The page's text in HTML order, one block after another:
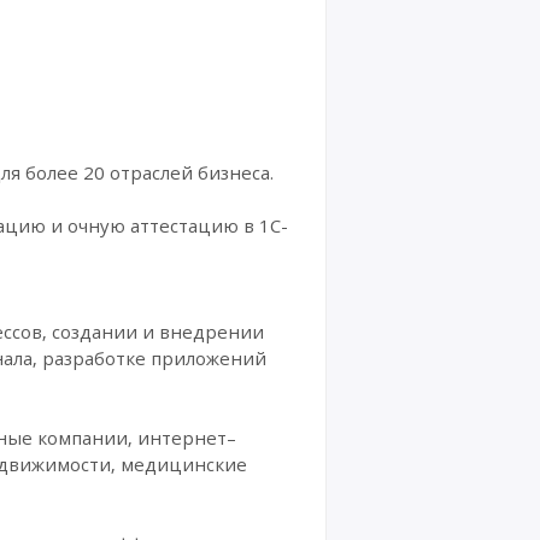
более 20 отраслей бизнеса.
и очную аттестацию в 1C-
создании и внедрении
разработке приложений
компании, интернет–
медицинские